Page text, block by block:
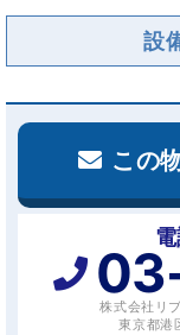
設
この
株式会社リ
東京都港